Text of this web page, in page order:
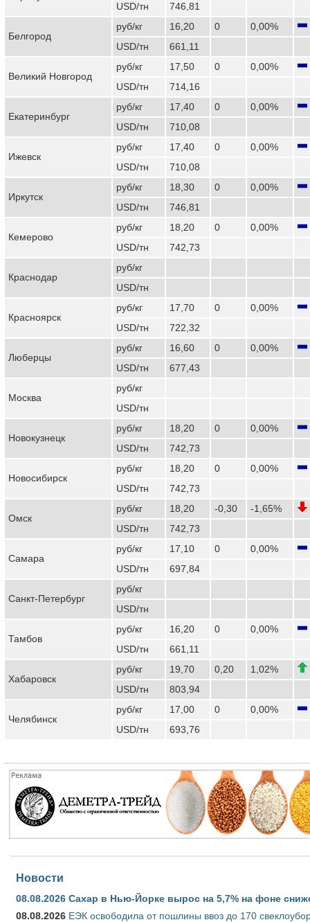
USD/тн
746,81
Белгород
руб/кг 16,20 0
0,00%
USD/тн
661,11
Великий Новгород
руб/кг 17,50 0
0,00%
USD/тн
714,16
Екатеринбург
руб/кг 17,40 0
0,00%
USD/тн
710,08
Ижевск
руб/кг 17,40 0
0,00%
USD/тн
710,08
Иркутск
руб/кг 18,30 0
0,00%
USD/тн
746,81
Кемерово
руб/кг 18,20 0
0,00%
USD/тн
742,73
Краснодар
руб/кг
USD/тн
Красноярск
руб/кг 17,70 0
0,00%
USD/тн
722,32
Люберцы
руб/кг 16,60 0
0,00%
USD/тн
677,43
Москва
руб/кг
USD/тн
Новокузнецк
руб/кг 18,20 0
0,00%
USD/тн
742,73
Новосибирск
руб/кг 18,20 0
0,00%
USD/тн
742,73
Омск
руб/кг 18,20 -0,30
-1,65%
USD/тн
742,73
Самара
руб/кг 17,10 0
0,00%
USD/тн
697,84
Санкт-Петербург
руб/кг
USD/тн
Тамбов
руб/кг 16,20 0
0,00%
USD/тн
661,11
Хабаровск
руб/кг 19,70 0,20
1,02%
USD/тн
803,94
Челябинск
руб/кг 17,00 0
0,00%
USD/тн
693,76
Новости
08.08.2026 Сахар в Нью-Йорке вырос на 5,7% на фоне
08.08.2026 ЕЭК освободила от пошлины ввоз до 170